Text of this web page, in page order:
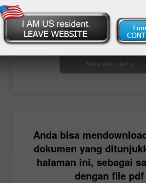
Buka akun trading
Buka akun demo
Anda bisa
dokumen yang
halaman ini, sebagai
dengan file pdf